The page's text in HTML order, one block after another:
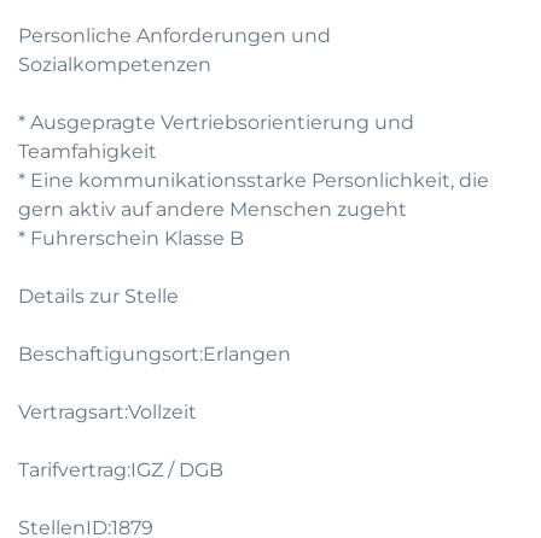
Personliche Anforderungen und
Sozialkompetenzen
* Ausgepragte Vertriebsorientierung und
Teamfahigkeit
* Eine kommunikationsstarke Personlichkeit, die
gern aktiv auf andere Menschen zugeht
* Fuhrerschein Klasse B
Details zur Stelle
Beschaftigungsort:Erlangen
Vertragsart:Vollzeit
Tarifvertrag:IGZ / DGB
StellenID:1879